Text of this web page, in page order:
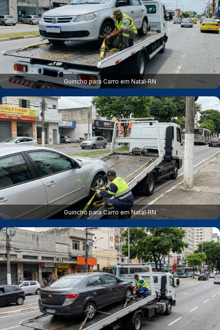
Guincho para Carro em Natal‑RN
Guincho para Carro em Natal‑RN